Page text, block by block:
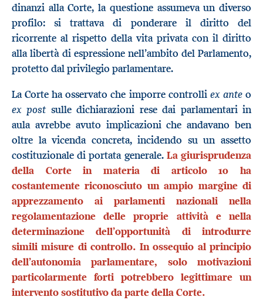
dinanzi alla Corte, la questione assumeva un diverso
profilo: si trattava di ponderare il diritto del
ricorrente al rispetto della vita privata con il diritto
alla libertà di espressione nell’ambito del Parlamento,
protetto dal privilegio parlamentare.
La Corte ha osservato che imporre controlli ex anteo
ex postsulle dichiarazioni rese dai parlamentari in
aula avrebbe avuto implicazioni che andavano ben
oltre la vicenda concreta, incidendo su un assetto
costituzionale di portata generale. La giurisprudenza
della Corte in materia di articolo 10 ha
costantemente riconosciuto un ampio margine di
apprezzamento ai parlamenti nazionali nella
regolamentazione delle proprie attività e nella
determinazione dell’opportunità di introdurre
simili misure di controllo. In ossequio al principio
dell’autonomia parlamentare, solo motivazioni
particolarmente forti potrebbero legittimare un
intervento sostitutivo da parte della Corte.